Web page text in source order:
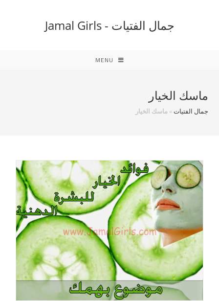
جمال الفتيات - Jamal Girls
MENU
ماسك الخيار
جمال الفتيات» ماسك الخيار